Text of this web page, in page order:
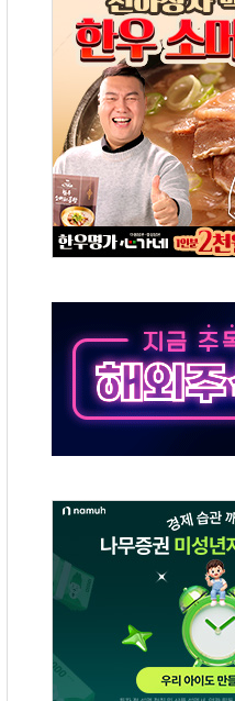
질환자 2665명·사망 23명
목에 코스피 '휘청'
건물 1동 전소
미사일 발사
상…리뉴얼이 경쟁력 가른다
속적부심 기각
위에 보완수사권 폐지 우려 전달
… 패트리엇 미사일 지원, 작년의
치
대 회의' 한동훈·방기선 수사도
서울 한낮 39도
사법 틀 바꿔…국민 불안감 가